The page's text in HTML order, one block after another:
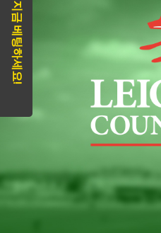
지금 베팅하세요!